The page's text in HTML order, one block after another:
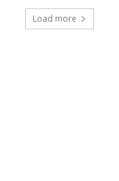
Load more